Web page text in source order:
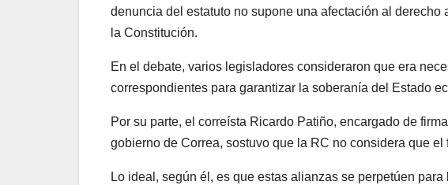
denuncia del estatuto no supone una afectación al
la Constitución.
En el debate, varios legisladores consideraron que era
correspondientes para garantizar la soberanía del Estado
Por su parte, el correísta Ricardo Patiño, encargado de
gobierno de Correa, sostuvo que la RC no considera que el
Lo ideal, según él, es que estas alianzas se perpetúen